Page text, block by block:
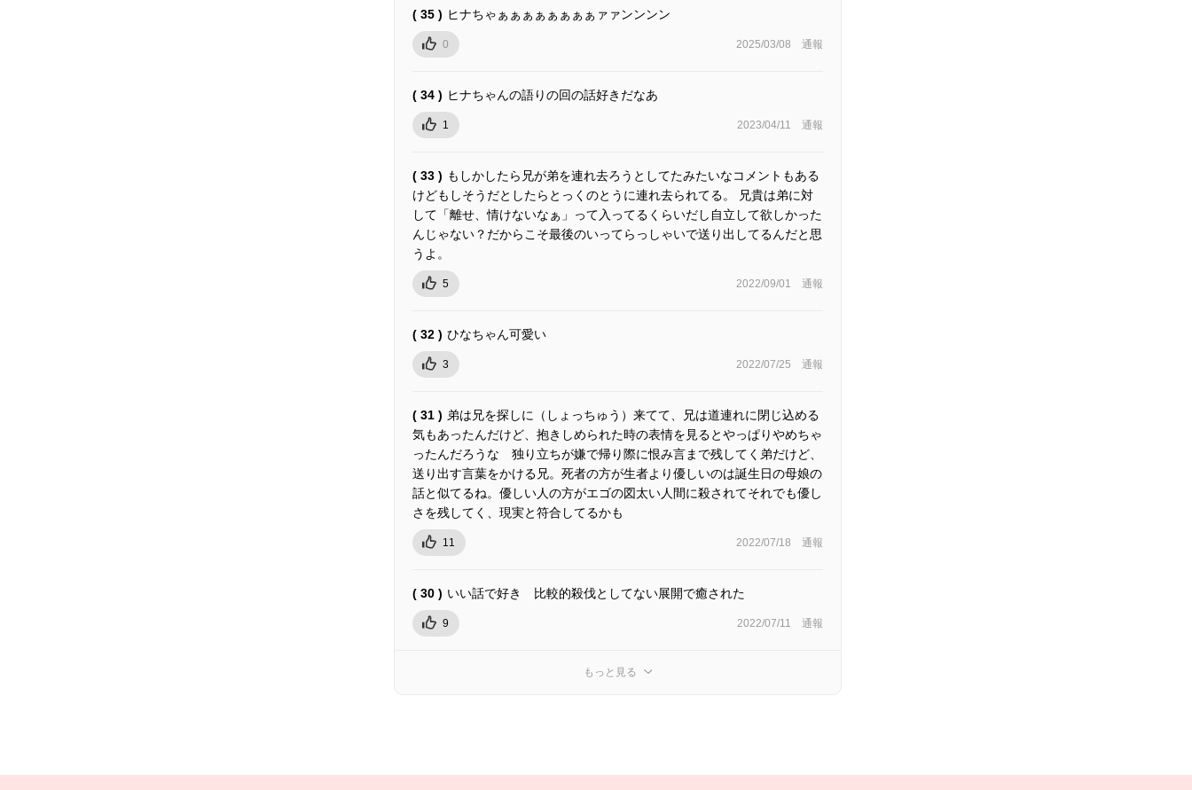
( 35 ) ヒナちゃぁぁぁぁぁぁぁぁァァンンンン
0 2025/03/08 通報
( 34 ) ヒナちゃんの語りの回の話好きだなあ
1 2023/04/11 通報
( 33 ) もしかしたら兄が弟を連れ去ろうとしてたみたいなコメントもある
けどもしそうだとしたらとっくのとうに連れ去られてる。 兄貴は弟に対
して「離せ、情けないなぁ」って入ってるくらいだし自立して欲しかった
んじゃない？だからこそ最後のいってらっしゃいで送り出してるんだと思
うよ。
5 2022/09/01 通報
( 32 ) ひなちゃん可愛い
3 2022/07/25 通報
( 31 ) 弟は兄を探しに（しょっちゅう）来てて、兄は道連れに閉じ込める
気もあったんだけど、抱きしめられた時の表情を見るとやっぱりやめちゃ
ったんだろうな 独り立ちが嫌で帰り際に恨み言まで残してく弟だけど、
送り出す言葉をかける兄。死者の方が生者より優しいのは誕生日の母娘の
話と似てるね。優しい人の方がエゴの図太い人間に殺されてそれでも優し
さを残してく、現実と符合してるかも
11 2022/07/18 通報
( 30 ) いい話で好き 比較的殺伐としてない展開で癒された
9 2022/07/11 通報
もっと見る